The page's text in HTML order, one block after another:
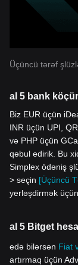
Üçüncü tərəf
al 5 bank
Biz EUR üçün
INR üçün UPI,
və PHP üçün
qəbul edirik. Bu
Simplex ödəniş
> seçin [Üçüncü
yerləşdirmək
al 5 Bitget
edə bilərsən Fiat
artırmaq üçün